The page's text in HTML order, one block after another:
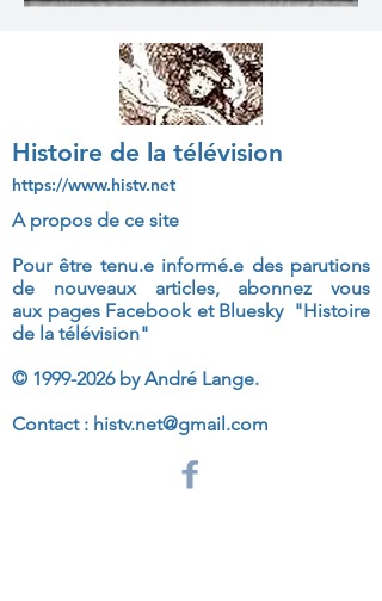
Histoire de la télévision
https://www.histv.net
A propos de ce site
Pour être tenu.e informé.e des parutions
de nouveaux articles, abonnez vous
aux pages Facebook et Bluesky "Histoire
de la télévision"
© 1999-2026by André Lange.
Contact : histv.net@gmail.com